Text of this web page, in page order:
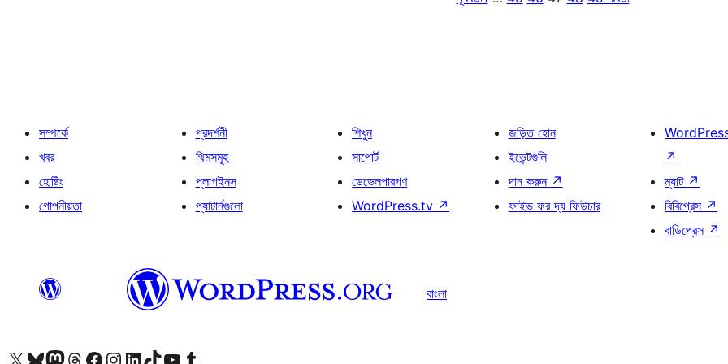
সম্পর্কে
খবর
হোষ্টিং
গোপনীয়তা
প্রদর্শনী
থিমসমূহ
প্লাগইনস
প্যাটার্নগুলো
শিখুন
সাপোর্ট
ডেভেলপারগণ
WordPress.tv ↗
জড়িত হোন
ইভেন্টগুলি
দান করুন ↗
ফাইভ ফর দ্য ফিউচার
↗
ম্যাট ↗
বিবিপ্রেস ↗
বাডিপ্রেস ↗
বাংলা
আমাদের X (আগের টুইটার) অ্যাকাউন্টে যানআমাদের Bluesky অ্যাকাউন্টটি দেখুনআমাদের মাস্টোডন অ্যাকাউন্টটি দেখুনআমাদের থ্রেডস অ্যাকাউন্টটি দেখুনআমাদের ফেসবুক পেজ দেখুনআমাদের ইন্সটাগ্রাম অ্যাকাউন্ট দেখুনআমাদের লিঙ্কডইন অ্যাকাউন্টে যানআমাদের TikTok অ্যাকাউন্টটি দেখুনআমাদের ইউটিউব চ্যানেলে যান আমাদের টাম্বলার অ্যাকাউন্ট দেখুন